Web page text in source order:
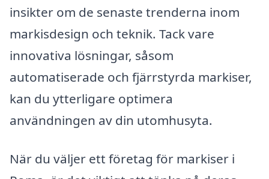
insikter om de senaste trenderna inom
markisdesign och teknik. Tack vare
innovativa lösningar, såsom
automatiserade och fjärrstyrda markiser,
kan du ytterligare optimera
användningen av din utomhusyta.
När du väljer ett företag för markiser i